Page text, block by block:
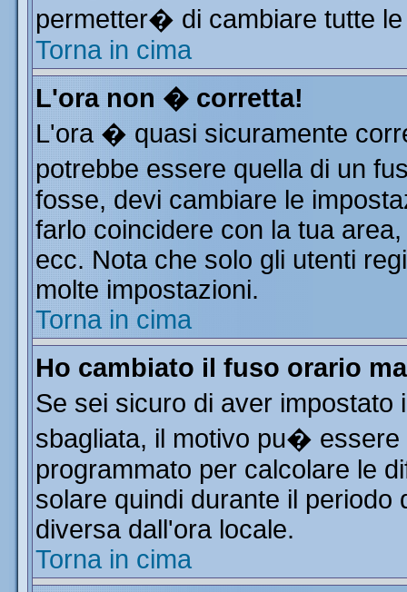
permetter� di cambiare tutte
Torna in cima
L'ora non � corretta!
L'ora � quasi sicuramente
potrebbe essere quella di un
fosse, devi cambiare le
farlo coincidere con la tua
ecc. Nota che solo gli utenti
molte impostazioni.
Torna in cima
Ho cambiato il fuso orario
Se sei sicuro di aver
sbagliata, il motivo pu�
programmato per calcolare le
solare quindi durante il
diversa dall'ora locale.
Torna in cima